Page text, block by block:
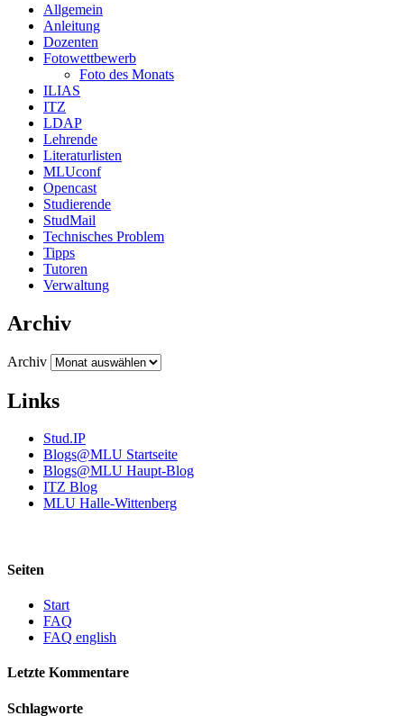
Allgemein
Anleitung
Dozenten
Fotowettbewerb
Foto des Monats
ILIAS
ITZ
LDAP
Lehrende
Literaturlisten
MLUconf
Opencast
Studierende
StudMail
Technisches Problem
Tipps
Tutoren
Verwaltung
Archiv
Archiv
Links
Stud.IP
Blogs@MLU Startseite
Blogs@MLU Haupt-Blog
ITZ Blog
MLU Halle-Wittenberg
Seiten
Start
FAQ
FAQ english
Letzte Kommentare
Schlagworte